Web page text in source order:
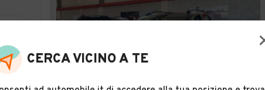
CERCA VICINO A TE